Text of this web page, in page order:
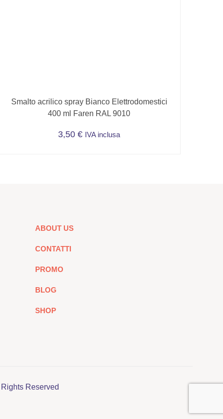
Smalto acrilico spray Bianco Elettrodomestici
400 ml Faren RAL 9010
3,50€ IVA inclusa
ABOUT US
CONTATTI
PROMO
BLOG
SHOP
Reserved